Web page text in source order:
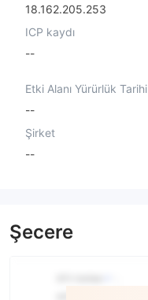
18.162.205.253
ICP kaydı
--
Etki Alanı Yürürlük Tarihi
--
Şirket
--
Şecere